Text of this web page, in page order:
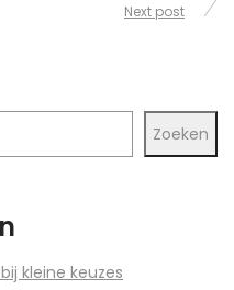
Next post
Zoeken
kleine keuzes